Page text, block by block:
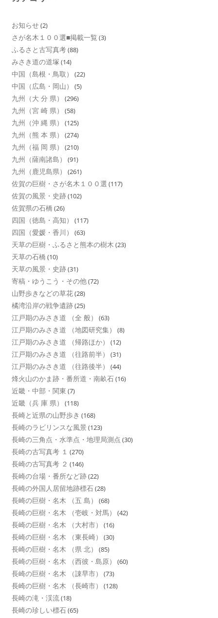
お知らせ(2)
さが名木１００選■掲載一覧 (3)
ふるさと古写真考(88)
みさき道の道塚 (14)
中国（島根・鳥取） (22)
中国（広島・岡山） (5)
九州（大 分 県） (296)
九州（宮 崎 県） (58)
九州（沖 縄 県） (125)
九州（熊 本 県） (274)
九州（福 岡 県） (210)
九州（薩南諸島） (91)
九州（鹿児島県） (261)
佐賀の巨樹・さが名木１００選 (117)
佐賀の風景・史跡(102)
佐賀県の石橋 (26)
四国（徳島・高知） (117)
四国（愛媛・香川） (63)
天草の巨樹・ふるさと熊本の樹木 (23)
天草の石橋 (10)
天草の風景・史跡(31)
寄稿・ゆうこう・その他(72)
山野歩きなどの草花(28)
橘湾沿岸の戦争遺跡(25)
江戸期のみさき道 （全 般） (63)
江戸期のみさき道 （地図研究集） (8)
江戸期のみさき道 （帰路ほか） (12)
江戸期のみさき道 （往路前半） (31)
江戸期のみさき道 （往路後半） (44)
烽火山のかま跡・番所道・南畝石(16)
近畿・中部・関東 (7)
近畿（兵 庫 県） (118)
長崎と近県の山野歩き (168)
長崎のラビリンスな風景 (123)
長崎の三角点・水準点・地理局測点 (30)
長崎の古写真考 １ (270)
長崎の古写真考 ２ (146)
長崎の台場・番所など跡(22)
長崎の外国人居留地跡標石(28)
長崎の巨樹・名木 （五 島） (68)
長崎の巨樹・名木 （壱岐・対馬） (42)
長崎の巨樹・名木 （大村市） (16)
長崎の巨樹・名木 （東長崎） (30)
長崎の巨樹・名木 （県 北） (85)
長崎の巨樹・名木 （西彼・島原） (60)
長崎の巨樹・名木 （諌早市） (73)
長崎の巨樹・名木 （長崎市） (128)
長崎の滝・渓流(18)
長崎の珍しい標石(65)